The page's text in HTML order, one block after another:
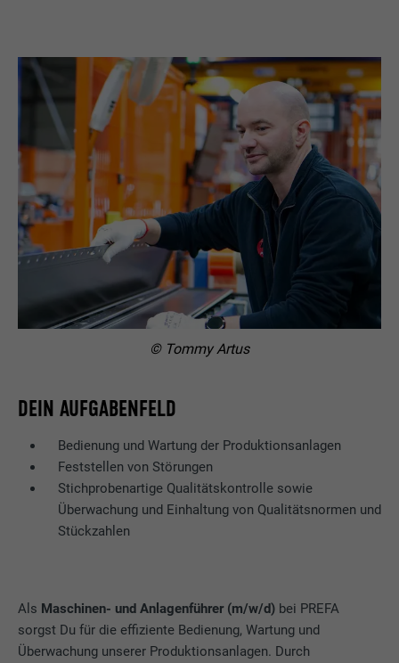
DEIN AUFGABENFELD
Bedienung und Wartung der Produktionsanlagen
Feststellen von Störungen
Stichprobenartige Qualitätskontrolle sowie
Überwachung und Einhaltung von Qualitätsnormen und
Stückzahlen
© Tommy Artus
Als Maschinen- und Anlagenführer (m/w/d) bei PREFA
sorgst Du für die effiziente Bedienung, Wartung und
Überwachung unserer Produktionsanlagen. Durch